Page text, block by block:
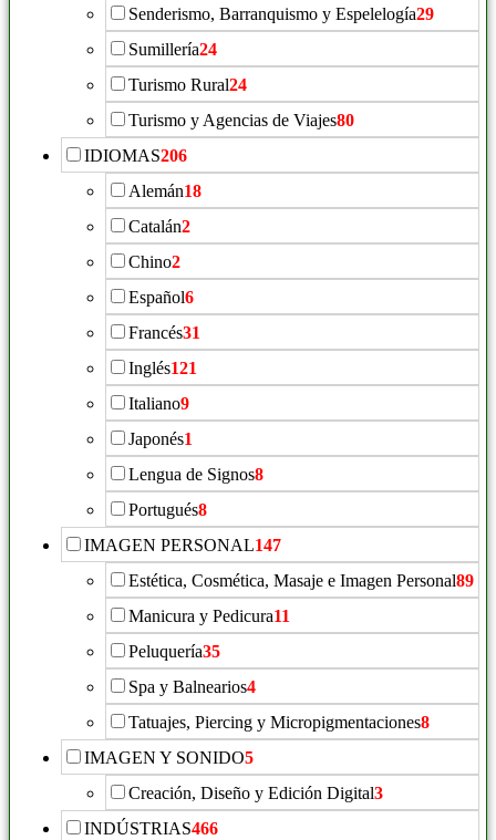
Senderismo, Barranquismo y Espelelogía29
Sumillería24
Turismo Rural24
Turismo y Agencias de Viajes80
IDIOMAS206
Alemán18
Catalán2
Chino2
Español6
Francés31
Inglés121
Italiano9
Japonés1
Lengua de Signos8
Portugués8
IMAGEN PERSONAL147
Estética, Cosmética, Masaje e Imagen Personal89
Manicura y Pedicura11
Peluquería35
Spa y Balnearios4
Tatuajes, Piercing y Micropigmentaciones8
IMAGEN Y SONIDO5
Creación, Diseño y Edición Digital3
INDÚSTRIAS466